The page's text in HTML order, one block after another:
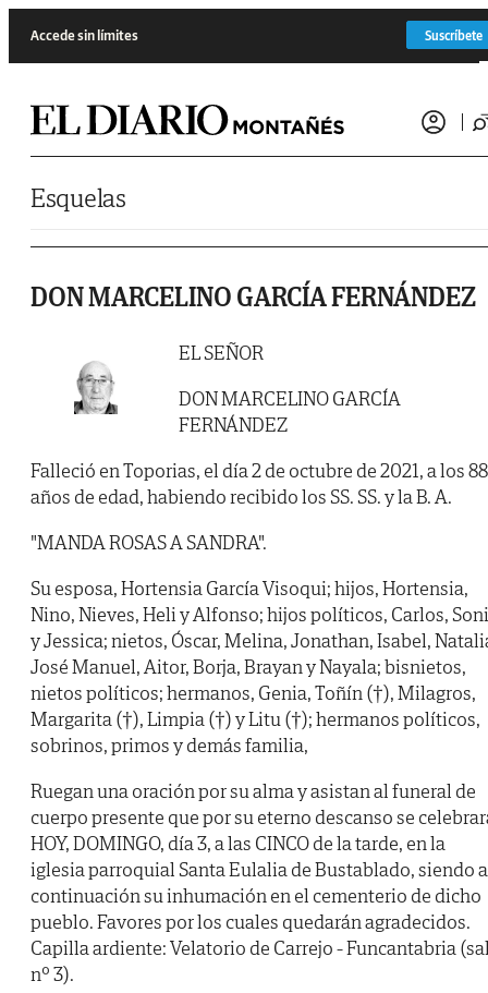
Accede sin límites Suscríbete
Esquelas
DON MARCELINO GARCÍA FERNÁNDEZ
EL SEÑOR
DON MARCELINO GARCÍA
FERNÁNDEZ
Falleció en Toporias, el día 2 de octubre de 2021, a los 88
años de edad, habiendo recibido los SS. SS. y la B. A.
"MANDA ROSAS A SANDRA".
Su esposa, Hortensia García Visoqui; hijos, Hortensia,
Nino, Nieves, Heli y Alfonso; hijos políticos, Carlos,
y Jessica; nietos, Óscar, Melina, Jonathan, Isabel,
José Manuel, Aitor, Borja, Brayan y Nayala; bisnietos,
nietos políticos; hermanos, Genia, Toñín (†), Milagros,
Margarita (†), Limpia (†) y Litu (†); hermanos políticos,
sobrinos, primos y demás familia,
Ruegan una oración por su alma y asistan al funeral de
cuerpo presente que por su eterno descanso se
HOY, DOMINGO, día 3, a las CINCO de la tarde, en la
iglesia parroquial Santa Eulalia de Bustablado, siendo a
continuación su inhumación en el cementerio de dicho
pueblo. Favores por los cuales quedarán agradecidos.
Capilla ardiente: Velatorio de Carrejo - Funcantabria
nº 3).